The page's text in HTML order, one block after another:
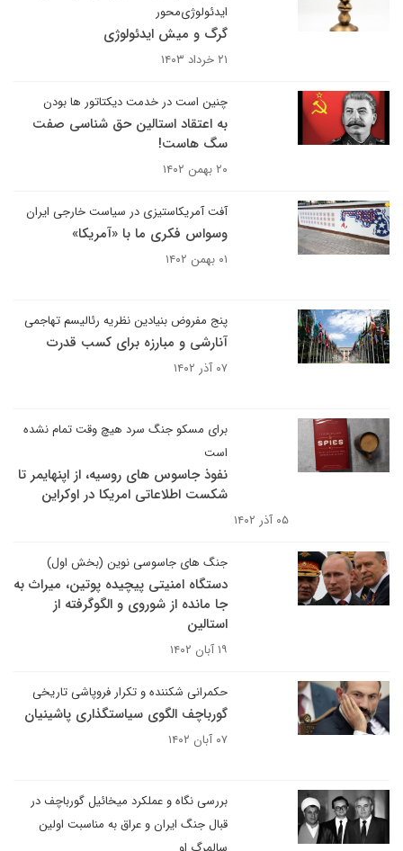
ایدئولوژی‌محور
گرگ و میش ایدئولوژی
۲۱ خرداد ۱۴۰۳
چنین است در خدمت دیکتاتور ها بودن
به اعتقاد استالین حق شناسی صفت
سگ هاست!
۲۰ بهمن ۱۴۰۲
آفت آمریکاستیزی در سیاست خارجی ایران
وسواس فکری ما با «آمریکا»
۰۱ بهمن ۱۴۰۲
پنج مفروض بنیادین نظریه رئالیسم تهاجمی
آنارشی و مبارزه برای کسب قدرت
۰۷ آذر ۱۴۰۲
برای مسکو جنگ سرد هیچ وقت تمام نشده
است
نفوذ جاسوس های روسیه، از اپنهایمر تا
شکست اطلاعاتی امریکا در اوکراین
۰۵ آذر ۱۴۰۲
جنگ های جاسوسی نوین (بخش اول)
دستگاه امنیتی پیچیده پوتین، میراث به
جا مانده از شوروی و الگوگرفته از
استالین
۱۹ آبان ۱۴۰۲
حکمرانی شکننده و تکرار فروپاشی تاریخی
گورباچف الگوی سیاستگذاری پاشینیان
۰۷ آبان ۱۴۰۲
بررسی نگاه و عملکرد میخائیل گورباچف در
قبال جنگ ایران و عراق به مناسبت اولین